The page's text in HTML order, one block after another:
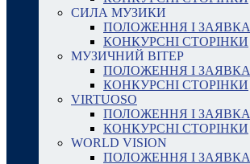
СИЛА МУЗИКИ
ПОЛОЖЕННЯ І ЗАЯВКА
КОНКУРСНІ СТОРІНКИ
МУЗИЧНИЙ ВІТЕР
ПОЛОЖЕННЯ І ЗАЯВКА
КОНКУРСНІ СТОРІНКИ
VIRTUOSO
ПОЛОЖЕННЯ І ЗАЯВКА
КОНКУРСНІ СТОРІНКИ
WORLD VISION
ПОЛОЖЕННЯ І ЗАЯВКА